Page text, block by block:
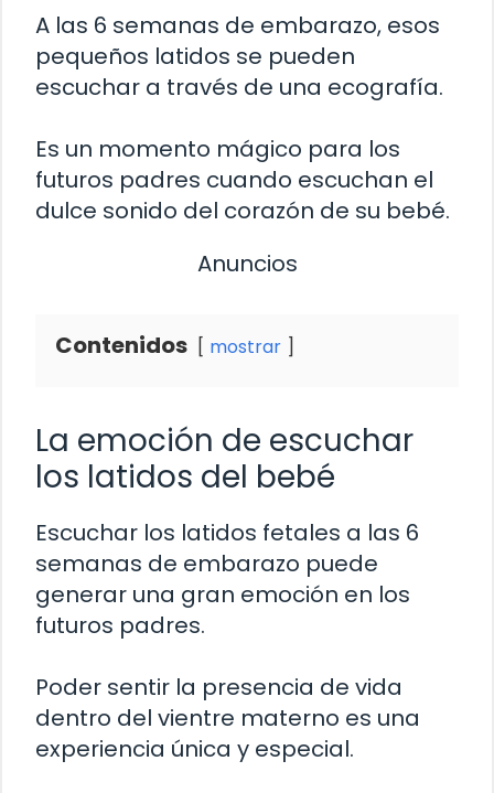
A las 6 semanas de embarazo, esos
pequeños latidos se pueden
escuchar a través de una ecografía.
Es un momento mágico para los
futuros padres cuando escuchan el
dulce sonido del corazón de su bebé.
Anuncios
Contenidos mostrar
La emoción de escuchar
los latidos del bebé
Escuchar los latidos fetales a las 6
semanas de embarazo puede
generar una gran emoción en los
futuros padres.
Poder sentir la presencia de vida
dentro del vientre materno es una
experiencia única y especial.